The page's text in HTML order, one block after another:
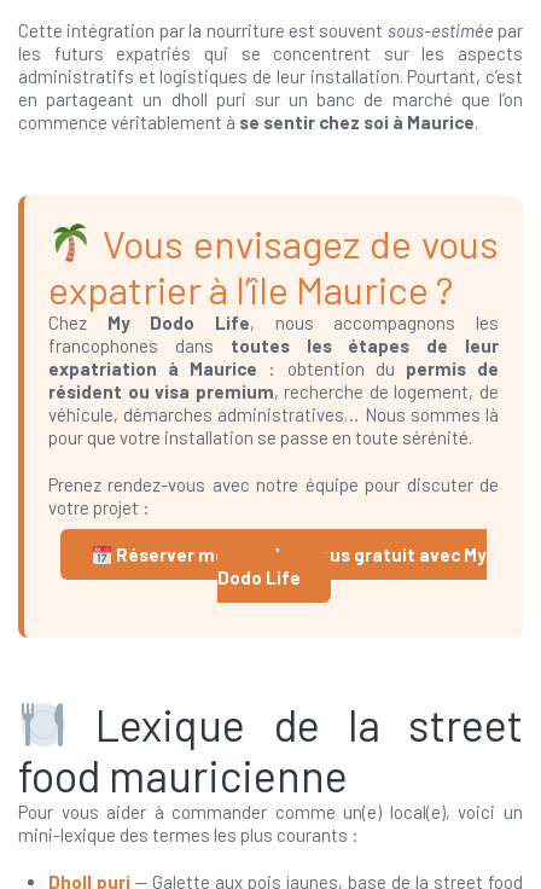
Cette intégration par la nourriture est souvent sous-estimée par
les futurs expatriés qui se concentrent sur les aspects
administratifs et logistiques de leur installation. Pourtant, c’est
en partageant un dholl puri sur un banc de marché que l’on
commence véritablement à se sentir chez soi à Maurice.
Vous envisagez de vous
expatrier à l’île Maurice ?
Chez My Dodo Life, nous accompagnons les
francophones dans toutes les étapes de leur
expatriation à Maurice : obtention du permis de
résident ou visa premium, recherche de logement, de
véhicule, démarches administratives… Nous sommes là
pour que votre installation se passe en toute sérénité.
Prenez rendez-vous avec notre équipe pour discuter de
votre projet :
Réserver mon rendez-vous gratuit avec My
Dodo Life
Lexique de la street
food mauricienne
Pour vous aider à commander comme un(e) local(e), voici un
mini-lexique des termes les plus courants :
Dholl puri — Galette aux pois jaunes, base de la street food